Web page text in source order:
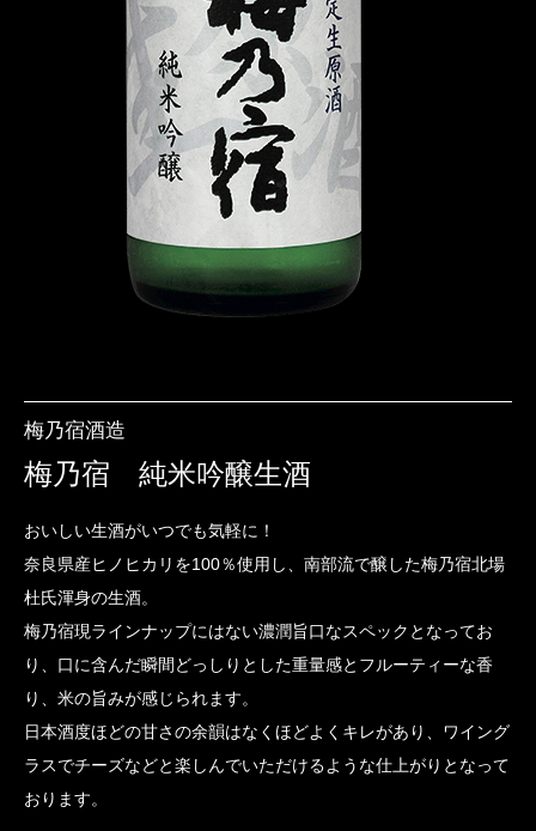
梅乃宿酒造
梅乃宿 純米吟醸生酒
おいしい生酒がいつでも気軽に！
奈良県産ヒノヒカリを100％使用し、南部流で醸した梅乃宿北場
杜氏渾身の生酒。
梅乃宿現ラインナップにはない濃潤旨口なスペックとなってお
り、口に含んだ瞬間どっしりとした重量感とフルーティーな香
り、米の旨みが感じられます。
日本酒度ほどの甘さの余韻はなくほどよくキレがあり、ワイング
ラスでチーズなどと楽しんでいただけるような仕上がりとなって
おります。